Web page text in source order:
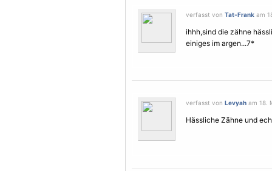
verfasst von Tat-Frank am
ihhh,sind die zähne
einiges im argen...7*
verfasst von Levyah am 18.
Hässliche Zähne und